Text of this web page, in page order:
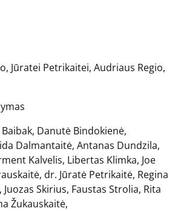
Jūratei Petrikaitei, Audriaus Regio,
Danutė Bindokienė,
Dalmantaitė, Antanas Dundzila,
Kalvelis, Libertas Klimka, Joe
dr. Jūratė Petrikaitė, Regina
Skirius, Faustas Strolia, Rita
Žukauskaitė,